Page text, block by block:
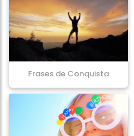
Frases de Conquista